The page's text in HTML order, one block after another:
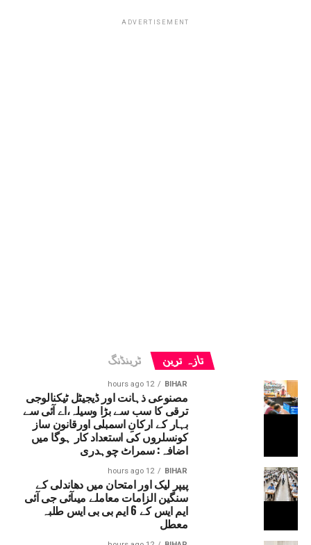
ADVERTISEMENT
تازہ ترین ٹرینڈنگ
BIHAR
12 hours ago
مصنوعی ذہانت اور ڈیجیٹل ٹیکنالوجی
ترقی کا سب سے بڑا وسیلہ،اے آئی سے
بہار کے ارکانِ اسمبلی اورقانون ساز
کونسلروں کی استعداد کار ہوگا میں
اضافہ: سمراٹ چوہدری
BIHAR
12 hours ago
پیپر لیک اور امتحان میں دھاندلی کے
سنگین الزامات معاملے میںآئی جی آئی
ایم ایس کے 6 ایم بی بی ایس طلبہ
معطل